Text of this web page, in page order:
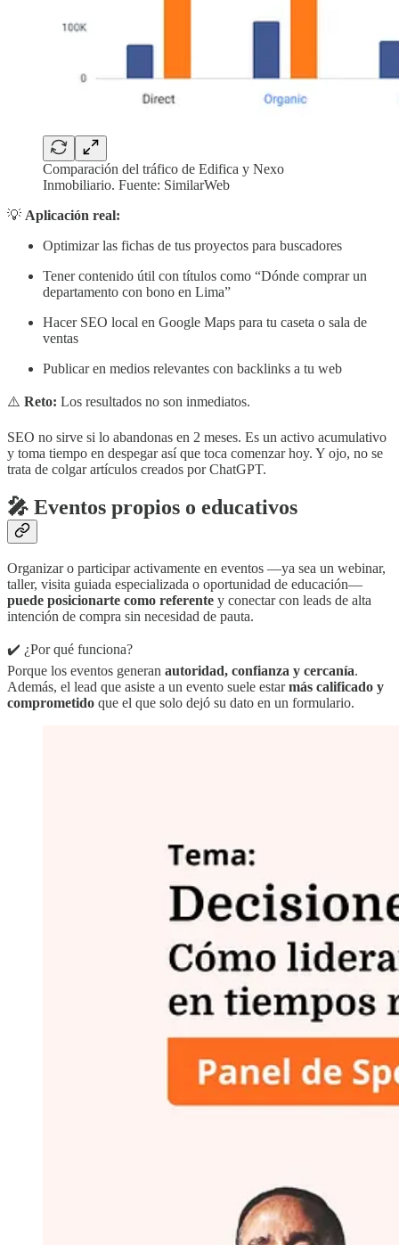
Comparación del tráfico de Edifica y Nexo
Inmobiliario. Fuente: SimilarWeb
💡 Aplicación real:
Optimizar las fichas de tus proyectos para buscadores
Tener contenido útil con títulos como “Dónde comprar un
departamento con bono en Lima”
Hacer SEO local en Google Maps para tu caseta o sala de
ventas
Publicar en medios relevantes con backlinks a tu web
⚠️ Reto: Los resultados no son inmediatos.
SEO no sirve si lo abandonas en 2 meses. Es un activo acumulativo
y toma tiempo en despegar así que toca comenzar hoy. Y ojo, no se
trata de colgar artículos creados por ChatGPT.
🎤 Eventos propios o educativos
Organizar o participar activamente en eventos —ya sea un webinar,
taller, visita guiada especializada o oportunidad de educación—
puede posicionarte como referente y conectar con leads de alta
intención de compra sin necesidad de pauta.
✔️ ¿Por qué funciona?
Porque los eventos generan autoridad, confianza y cercanía.
Además, el lead que asiste a un evento suele estarmás calificado y
comprometido que el que solo dejó su dato en un formulario.